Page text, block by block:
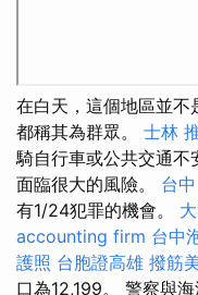
在白天，這個地區並不
都稱其為群眾。 士林
騎自行車或公共交通不
面臨很大的風險。 台
有1/24犯罪的機會。
accounting firm 台中
護照 台胞證高雄 撥筋
口為12,199。 警察與